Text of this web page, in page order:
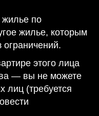
жилье по
жилье, которым
ограничений.
этого лица
— вы не можете
лиц (требуется